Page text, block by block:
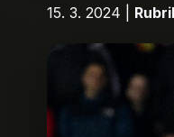
15. 3. 2024